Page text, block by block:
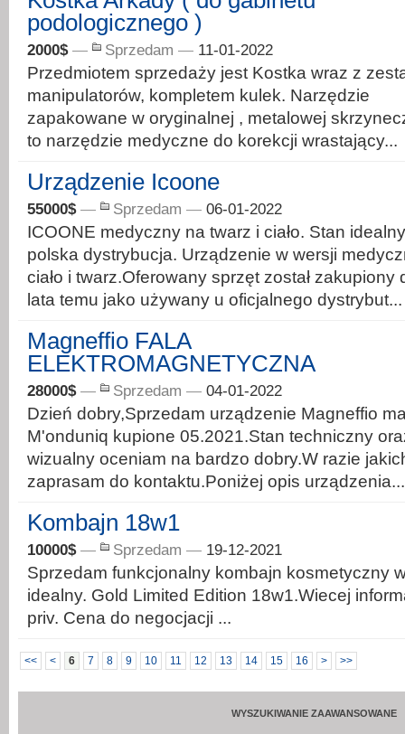
podologicznego )
2000$— Sprzedam — 11-01-2022
Przedmiotem sprzedaży jest Kostka wraz z
manipulatorów, kompletem kulek. Narzędzie
zapakowane w oryginalnej , metalowej
to narzędzie medyczne do korekcji wrastający...
Urządzenie Icoone
55000$— Sprzedam — 06-01-2022
ICOONE medyczny na twarz i ciało. Stan
polska dystrybucja. Urządzenie w wersji
ciało i twarz.Oferowany sprzęt został zakupiony
lata temu jako używany u oficjalnego dystrybut...
Magneffio FALA
ELEKTROMAGNETYCZNA
28000$— Sprzedam — 04-01-2022
Dzień dobry,Sprzedam urządzenie Magneffio
M'onduniq kupione 05.2021.Stan techniczny
wizualny oceniam na bardzo dobry.W razie
zaprasam do kontaktu.Poniżej opis urządzenia...
Kombajn 18w1
10000$— Sprzedam — 19-12-2021
Sprzedam funkcjonalny kombajn kosmetyczny
idealny. Gold Limited Edition 18w1.Wiecej
priv. Cena do negocjacji ...
<< < 6 7 8 9 10 11 12 13 14 15 16 > >>
WYSZUKIWANIE ZAAWANSOWANE